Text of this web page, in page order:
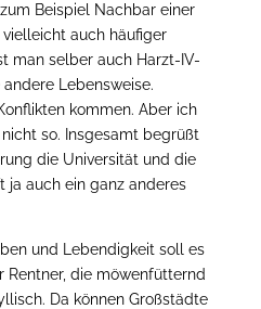
Beispiel Nachbar einer
auch häufiger
man selber auch Harzt-IV-
Lebensweise.
kommen. Aber ich
so. Insgesamt begrüßt
die Universität und die
ja auch ein ganz anderes
und Lebendigkeit soll es
Rentner, die möwenfütternd
Da können Großstädte